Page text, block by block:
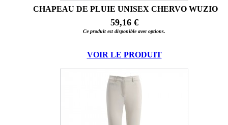
CHAPEAU DE PLUIE UNISEX CHERVO WUZIO
59,16 €
Ce produit est disponible avec options.
VOIR LE PRODUIT